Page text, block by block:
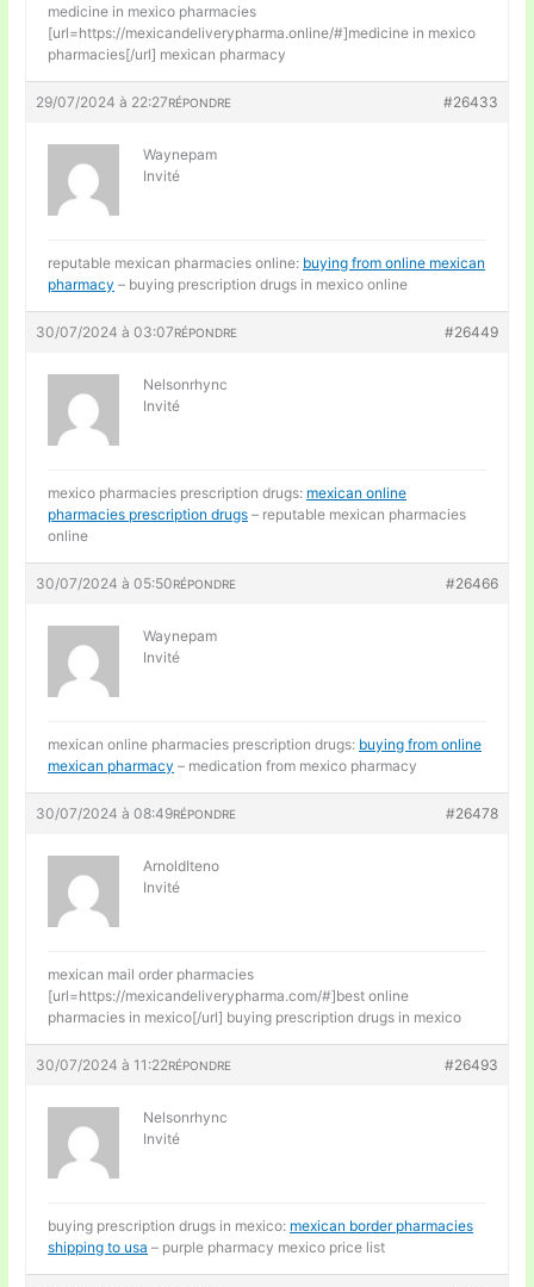
medicine in mexico pharmacies
[url=https://mexicandeliverypharma.online/#]medicine in mexico
pharmacies[/url] mexican pharmacy
29/07/2024 à 22:27 #26433
RÉPONDRE
Waynepam
Invité
reputable mexican pharmacies online: buying from online mexican
pharmacy – buying prescription drugs in mexico online
30/07/2024 à 03:07 #26449
RÉPONDRE
Nelsonrhync
Invité
mexico pharmacies prescription drugs: mexican online
pharmacies prescription drugs – reputable mexican pharmacies
online
30/07/2024 à 05:50 #26466
RÉPONDRE
Waynepam
Invité
mexican online pharmacies prescription drugs: buying from online
mexican pharmacy – medication from mexico pharmacy
30/07/2024 à 08:49 #26478
RÉPONDRE
ArnoldIteno
Invité
mexican mail order pharmacies
[url=https://mexicandeliverypharma.com/#]best online
pharmacies in mexico[/url] buying prescription drugs in mexico
30/07/2024 à 11:22 #26493
RÉPONDRE
Nelsonrhync
Invité
buying prescription drugs in mexico: mexican border pharmacies
shipping to usa – purple pharmacy mexico price list